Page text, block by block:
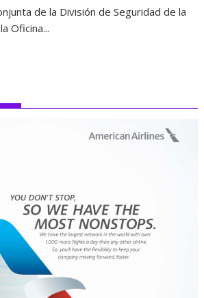
de la División de Seguridad de la
Oficina...